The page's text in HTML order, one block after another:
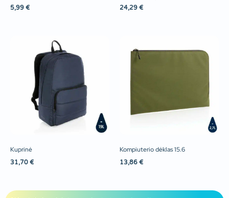
5,99 € 24,29 €
Kuprinė
31,70 €
Kompiuterio dėklas 15.6
13,86 €